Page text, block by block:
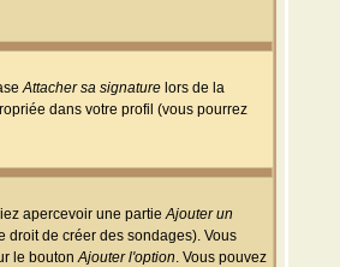
Attacher sa signature lors de la
dans votre profil (vous pourrez
apercevoir une partieAjouter un
droit de créer des sondages). Vous
le boutonAjouter l'option. Vous pouvez